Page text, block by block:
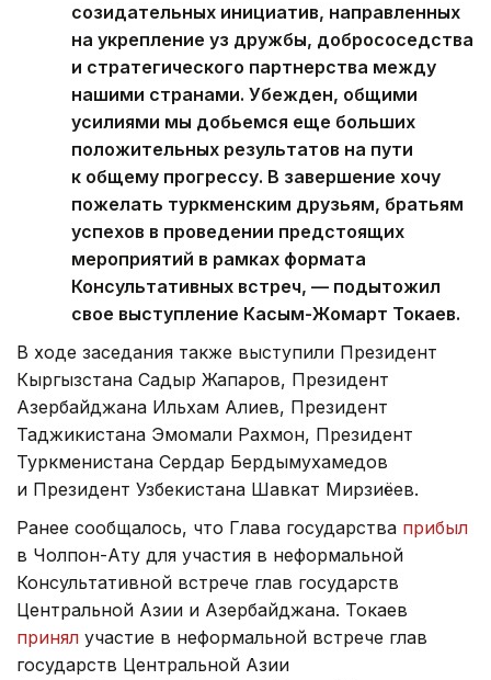
созидательных инициатив, направленных
на укрепление уз дружбы, добрососедства
и стратегического партнерства между
нашими странами. Убежден, общими
усилиями мы добьемся еще больших
положительных результатов на пути
к общему прогрессу. В завершение хочу
пожелать туркменским друзьям, братьям
успехов в проведении предстоящих
мероприятий в рамках формата
Консультативных встреч, — подытожил
свое выступление Касым-Жомарт Токаев.
В ходе заседания также выступили Президент
Кыргызстана Садыр Жапаров, Президент
Азербайджана Ильхам Алиев, Президент
Таджикистана Эмомали Рахмон, Президент
Туркменистана Сердар Бердымухамедов
и Президент Узбекистана Шавкат Мирзиёев.
Ранее сообщалось, что Глава государства прибыл
в Чолпон-Ату для участия в неформальной
Консультативной встрече глав государств
Центральной Азии и Азербайджана. Токаев
принял участие в неформальной встрече глав
государств Центральной Азии